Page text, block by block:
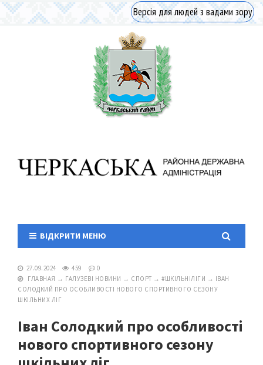
Версія для людей з вадами зору
ВІДКРИТИ МЕНЮ
27.09.2024 459
0
ГЛАВНАЯ → ГАЛУЗЕВІ НОВИНИ → СПОРТ → #ШКІЛЬНІЛІГИ → ІВАН
СОЛОДКИЙ ПРО ОСОБЛИВОСТІ НОВОГО СПОРТИВНОГО СЕЗОНУ
ШКІЛЬНИХ ЛІГ
Іван Солодкий про особливості
нового спортивного сезону